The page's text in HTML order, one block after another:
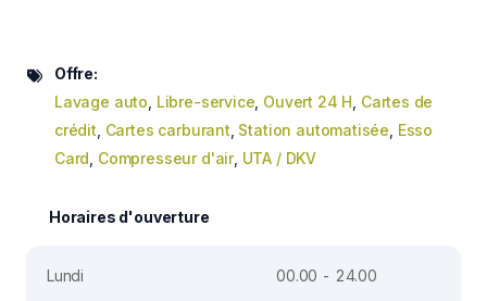
Offre:
Lavage auto Libre-service Ouvert 24 H Cartes de
crédit Cartes carburant Station automatisée Esso
Card Compresseur d'air, UTA / DKV
Horaires d'ouverture
Lundi
00.00 - 24.00